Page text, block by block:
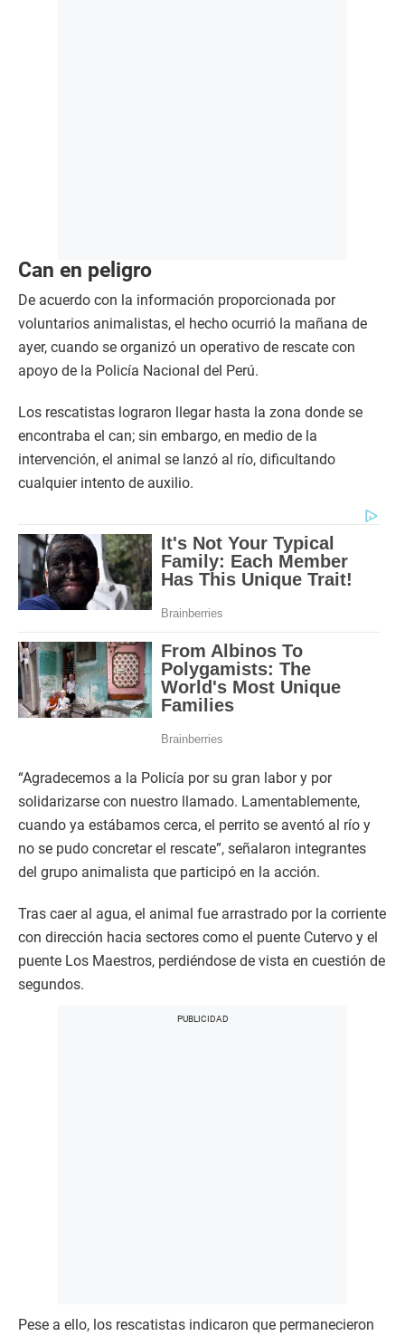
Can en peligro
De acuerdo con la información proporcionada por
voluntarios animalistas, el hecho ocurrió la mañana de
ayer, cuando se organizó un operativo de rescate con
apoyo de la Policía Nacional del Perú.
Los rescatistas lograron llegar hasta la zona donde se
encontraba el can; sin embargo, en medio de la
intervención, el animal se lanzó al río, dificultando
cualquier intento de auxilio.
“Agradecemos a la Policía por su gran labor y por
solidarizarse con nuestro llamado. Lamentablemente,
cuando ya estábamos cerca, el perrito se aventó al río y
no se pudo concretar el rescate”, señalaron integrantes
del grupo animalista que participó en la acción.
Tras caer al agua, el animal fue arrastrado por la corriente
con dirección hacia sectores como el puente Cutervo y el
puente Los Maestros, perdiéndose de vista en cuestión de
segundos.
Pese a ello, los rescatistas indicaron que permanecieron